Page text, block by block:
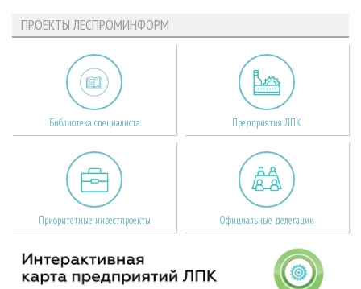
ПРОЕКТЫ ЛЕСПРОМИНФОРМ
Библиотека специалиста Предприятия ЛПК
Приоритетные инвестпроекты Официальные делегации